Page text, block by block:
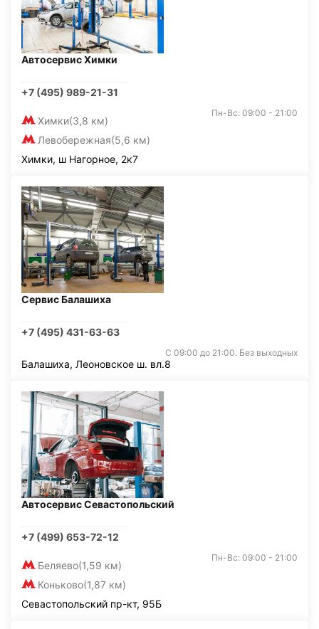
Автосервис Химки
+7 (495) 989-21-31
Химки(3,8 км)
Левобережная(5,6 км)
Пн-Вс: 09:00 - 21:00
Химки, ш Нагорное, 2к7
Сервис Балашиха
+7 (495) 431-63-63
С 09:00 до 21:00. Без выходных
Балашиха, Леоновское ш. вл.8
Автосервис Севастопольский
+7 (499) 653-72-12
Беляево(1,59 км)
Коньково(1,87 км)
Пн-Вс: 09:00 - 21:00
Севастопольский пр-кт, 95Б